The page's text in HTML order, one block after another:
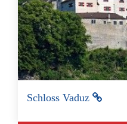
Schloss Vaduz